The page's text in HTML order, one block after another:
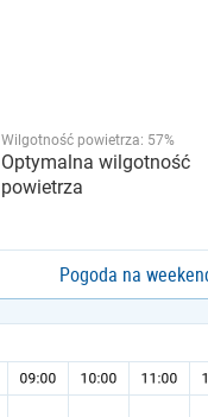
Wilgotność powietrza: 57%
Optymalna wilgotność
powietrza
Pogoda na